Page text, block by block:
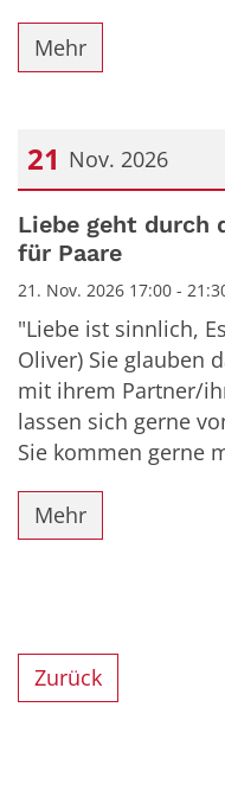
Mehr
21 Nov. 2026
Datum: 21.
Liebe geht durch
für Paare
21. Nov. 2026 17:00 -
"Liebe ist sinnlich,
Oliver) Sie glauben
mit ihrem Partner/
lassen sich gerne
Sie kommen gerne
Mehr
Zurück